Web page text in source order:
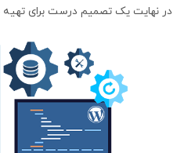
در نهایت یک تصمیم درست برای